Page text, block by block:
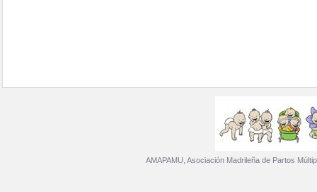
AMAPAMU, Asociación Madrileña de Partos